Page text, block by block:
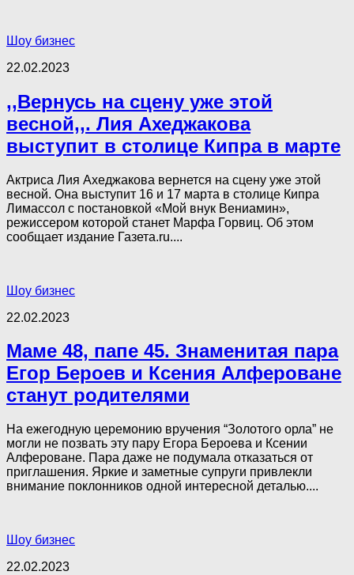
Шоу бизнес
22.02.2023
,,Вернусь на сцену уже этой
весной,,. Лия Ахеджакова
выступит в столице Кипра в марте
Актриса Лия Ахеджакова вернется на сцену уже этой
весной. Она выступит 16 и 17 марта в столице Кипра
Лимассол с постановкой «Мой внук Вениамин»,
режиссером которой станет Марфа Горвиц. Об этом
сообщает издание Газета.ru....
Шоу бизнес
22.02.2023
Маме 48, папе 45. Знаменитая пара
Егор Бероев и Ксения Алфероване
станут родителями
На ежегодную церемонию вручения “Золотого орла” не
могли не позвать эту пару Егора Бероева и Ксении
Алфероване. Пара даже не подумала отказаться от
приглашения. Яркие и заметные супруги привлекли
внимание поклонников одной интересной деталью....
Шоу бизнес
22.02.2023